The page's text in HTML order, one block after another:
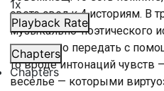
1x
Playback Rate
Chapters
Chapters
свете свел к 4 историям. В
музыкально-поэтического
все можно передать с
то вроде интонаций чувств
веселье — которыми